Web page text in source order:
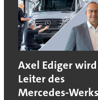
Axel Ediger wird
Leiter des
Mercedes-Werks